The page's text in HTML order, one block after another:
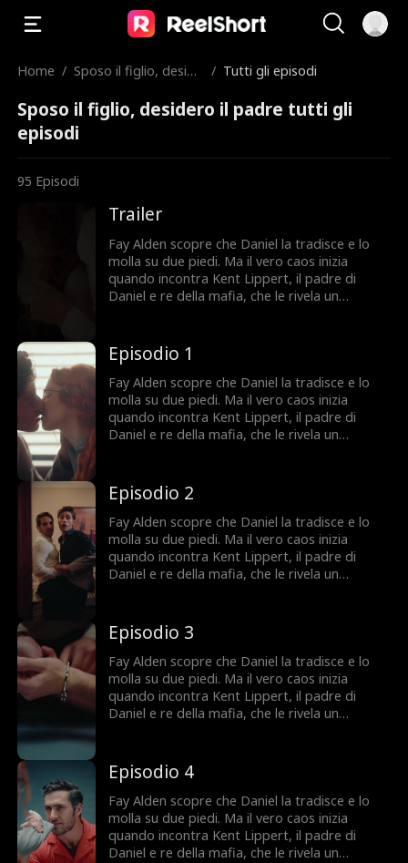
Home / Sposo il figlio, deside
/ Tutti gli episodi
Sposo il figlio, desidero il padre tutti gli
episodi
95 Episodi
Trailer
Fay Alden scopre che Daniel la tradisce e lo
molla su due piedi. Ma il vero caos inizia
quando incontra Kent Lippert, il padre di
Daniel e re della mafia, che le rivela un
matrimonio con Daniel. Peccato che tra lei e
Kent scoppi un'attrazione proibita. Tra mafia,
inganni e desideri pericolosi, Fay finisce al
centro di una guerra dove fidarsi di qualcuno
può costarle tutto.
Episodio 1
Fay Alden scopre che Daniel la tradisce e lo
molla su due piedi. Ma il vero caos inizia
quando incontra Kent Lippert, il padre di
Daniel e re della mafia, che le rivela un
matrimonio con Daniel. Peccato che tra lei e
Kent scoppi un'attrazione proibita. Tra mafia,
inganni e desideri pericolosi, Fay finisce al
centro di una guerra dove fidarsi di qualcuno
può costarle tutto.
Episodio 2
Fay Alden scopre che Daniel la tradisce e lo
molla su due piedi. Ma il vero caos inizia
quando incontra Kent Lippert, il padre di
Daniel e re della mafia, che le rivela un
matrimonio con Daniel. Peccato che tra lei e
Kent scoppi un'attrazione proibita. Tra mafia,
inganni e desideri pericolosi, Fay finisce al
centro di una guerra dove fidarsi di qualcuno
può costarle tutto.
Episodio 3
Fay Alden scopre che Daniel la tradisce e lo
molla su due piedi. Ma il vero caos inizia
quando incontra Kent Lippert, il padre di
Daniel e re della mafia, che le rivela un
matrimonio con Daniel. Peccato che tra lei e
Kent scoppi un'attrazione proibita. Tra mafia,
inganni e desideri pericolosi, Fay finisce al
centro di una guerra dove fidarsi di qualcuno
può costarle tutto.
Episodio 4
Fay Alden scopre che Daniel la tradisce e lo
molla su due piedi. Ma il vero caos inizia
quando incontra Kent Lippert, il padre di
Daniel e re della mafia, che le rivela un